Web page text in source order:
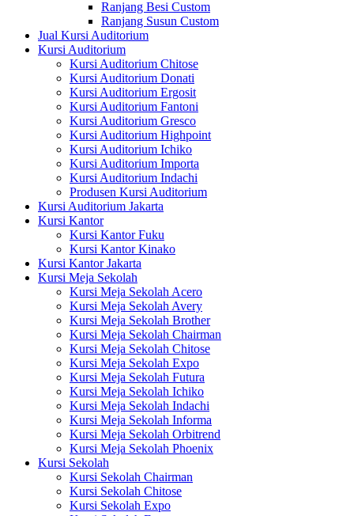
Ranjang Besi Custom
Ranjang Susun Custom
Jual Kursi Auditorium
Kursi Auditorium
Kursi Auditorium Chitose
Kursi Auditorium Donati
Kursi Auditorium Ergosit
Kursi Auditorium Fantoni
Kursi Auditorium Gresco
Kursi Auditorium Highpoint
Kursi Auditorium Ichiko
Kursi Auditorium Importa
Kursi Auditorium Indachi
Produsen Kursi Auditorium
Kursi Auditorium Jakarta
Kursi Kantor
Kursi Kantor Fuku
Kursi Kantor Kinako
Kursi Kantor Jakarta
Kursi Meja Sekolah
Kursi Meja Sekolah Acero
Kursi Meja Sekolah Avery
Kursi Meja Sekolah Brother
Kursi Meja Sekolah Chairman
Kursi Meja Sekolah Chitose
Kursi Meja Sekolah Expo
Kursi Meja Sekolah Futura
Kursi Meja Sekolah Ichiko
Kursi Meja Sekolah Indachi
Kursi Meja Sekolah Informa
Kursi Meja Sekolah Orbitrend
Kursi Meja Sekolah Phoenix
Kursi Sekolah
Kursi Sekolah Chairman
Kursi Sekolah Chitose
Kursi Sekolah Expo